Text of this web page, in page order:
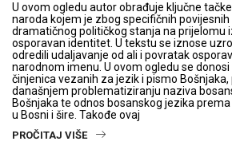
U ovom ogledu autor obrađuje ključne
naroda kojem je zbog specifičnih povijesnih
dramatičnog političkog stanja na prijelomu
osporavan identitet. U tekstu se iznose
odredili udaljavanje od ali i povratak
narodnom imenu. U ovom ogledu se
činjenica vezanih za jezik i pismo Bošnjaka,
današnjem problematiziranju naziva
Bošnjaka te odnos bosanskog jezika
u Bosni i šire. Takođe ovaj
PROČITAJ VIŠE